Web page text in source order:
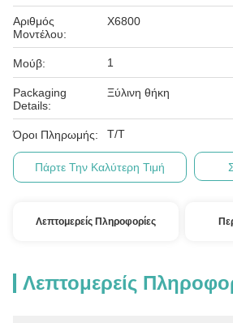
Αριθμός
Μοντέλου:
X6800
Μούβ: 1
Packaging
Details:
Ξύλινη θήκη
Όροι Πληρωμής: T/T
Πάρτε Την Καλύτερη Τιμή
Λεπτομερείς Πληροφορίες
Λεπτομερείς